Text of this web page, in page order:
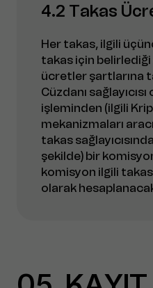
4.2 Takas
Her takas, ilgili
takas için
ücretler şartlarına
Cüzdanı
işleminden (ilgili
mekanizmaları
takas
şekilde) bir
komisyon ilgili
olarak